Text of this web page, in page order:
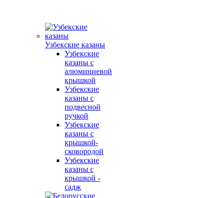
Узбекские казаны
Узбекские
казаны с
алюминиевой
крышкой
Узбекские
казаны с
подвесной
ручкой
Узбекские
казаны с
крышкой-
сковородой
Узбекские
казаны с
крышкой -
садж